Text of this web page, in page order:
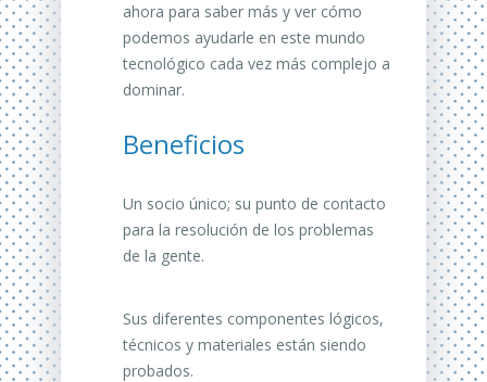
ahora para saber más y ver cómo
podemos ayudarle en este mundo
tecnológico cada vez más complejo a
dominar.
Beneficios
Un socio único; su punto de contacto
para la resolución de los problemas
de la gente.
Sus diferentes componentes lógicos,
técnicos y materiales están siendo
probados.